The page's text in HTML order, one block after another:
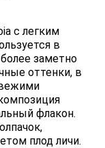
с легким
в
заметно
оттенки, в
флакон.
плод личи.